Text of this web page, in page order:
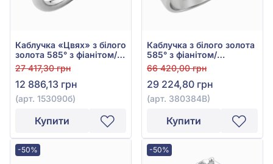
Каблучка «Цвях» з білого
золота 585° з фіанітом/
куб.цирконієм, арт.
153090б
27 417,30 грн
12 886,13 грн
(арт. 153090б)
Купити
Каблучка з білого золота
585° з фіанітом/
куб.цирконієм, арт.
380384В
66 420,00 грн
29 224,80 грн
(арт. 380384В)
Купити
-50% -50%